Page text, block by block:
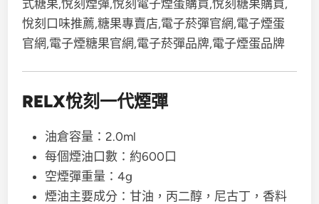
RELX悅刻一代煙彈
油倉容量：2.0ml
每個煙油口數：約600口
空煙彈重量：4g
煙油主要成分：甘油，丙二醇，尼古丁，香料